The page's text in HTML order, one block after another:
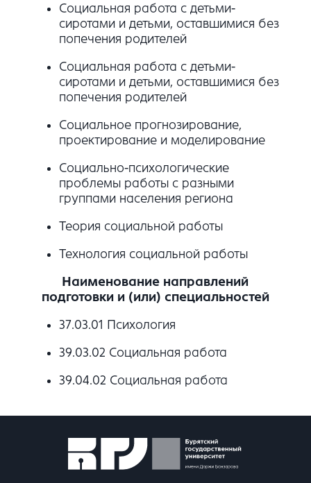
Социальная работа с детьми-
сиротами и детьми, оставшимися без
попечения родителей
Социальная работа с детьми-
сиротами и детьми, оставшимися без
попечения родителей
Социальное прогнозирование,
проектирование и моделирование
Социально-психологические
проблемы работы с разными
группами населения региона
Теория социальной работы
Технология социальной работы
Наименование направлений
подготовки и (или) специальностей
37.03.01 Психология
39.03.02 Социальная работа
39.04.02 Социальная работа